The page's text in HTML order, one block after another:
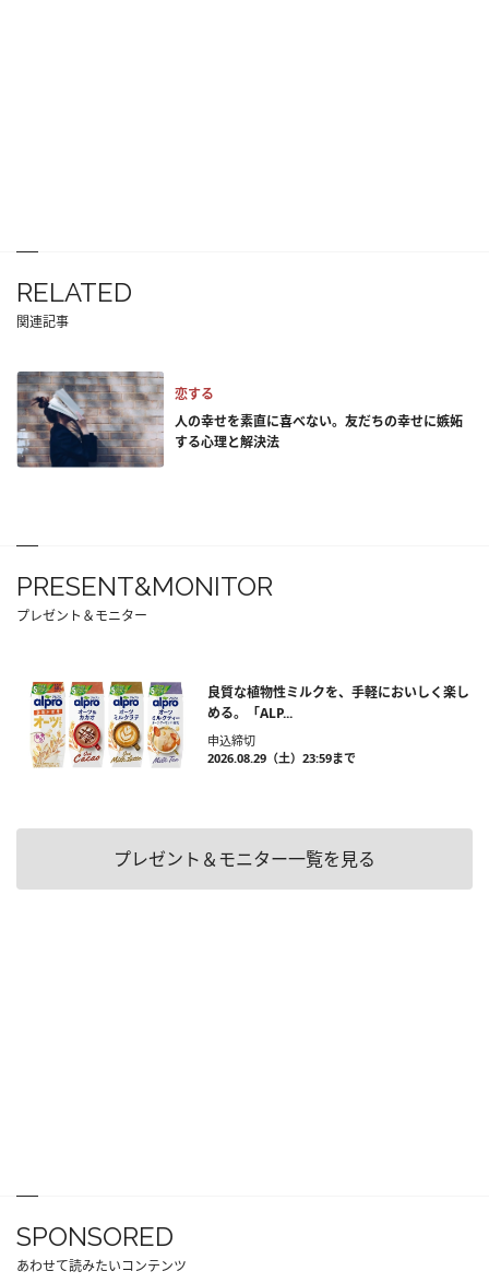
RELATED
関連記事
恋する
人の幸せを素直に喜べない。友だちの幸せに嫉妬
する心理と解決法
PRESENT&MONITOR
プレゼント＆モニター
良質な植物性ミルクを、手軽においしく楽し
める。「ALP...
申込締切
2026.08.29（土）23:59まで
プレゼント＆モニター一覧を見る
SPONSORED
あわせて読みたいコンテンツ